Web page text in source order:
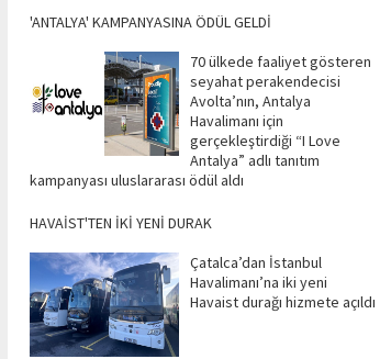
'ANTALYA' KAMPANYASINA ÖDÜL GELDİ
70 ülkede faaliyet gösteren
seyahat perakendecisi
Avolta’nın, Antalya
Havalimanı için
gerçekleştirdiği “I Love
Antalya” adlı tanıtım
kampanyası uluslararası ödül aldı
HAVAİST'TEN İKİ YENİ DURAK
Çatalca’dan İstanbul
Havalimanı’na iki yeni
Havaist durağı hizmete açıldı